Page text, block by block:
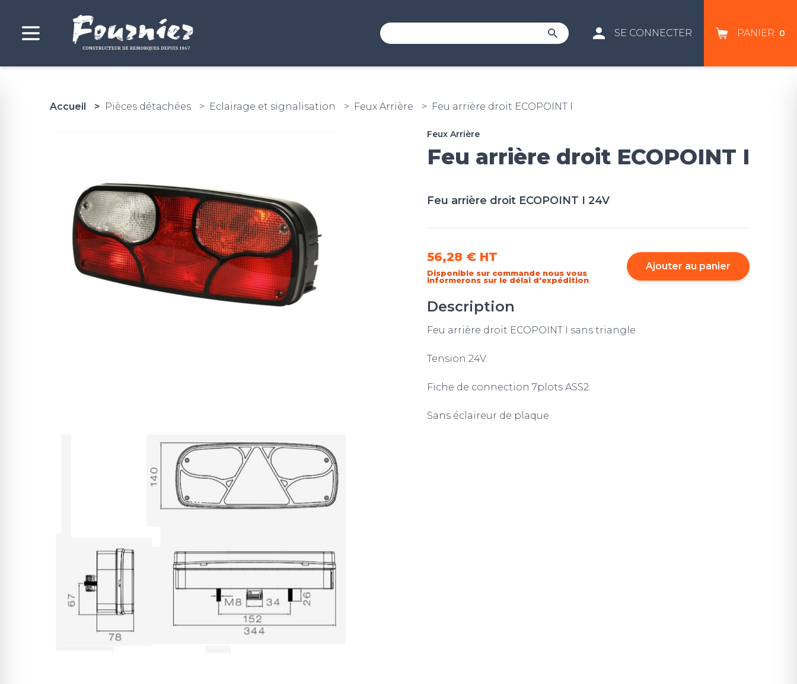
SE CONNECTER PANIER 0
Accueil Pièces détachées Eclairage et signalisation Feux Arrière Feu arrière droit ECOPOINT I
Feux Arrière
Feu arrière droit ECOPOINT I
Feu arrière droit ECOPOINT I 24V
56,28 € HT
Disponible sur commande nous vous
informerons sur le délai d'expédition
Ajouter au panier
Description
Feu arrière droit ECOPOINT I sans triangle
Tension 24V.
Fiche de connection 7plots ASS2.
Sans éclaireur de plaque.